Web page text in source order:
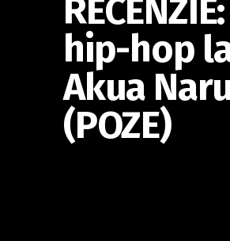
hip-hop
Akua
(POZE)